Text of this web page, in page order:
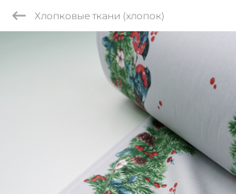
Хлопковые ткани (хлопок)